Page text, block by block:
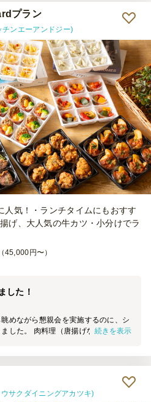
プラン
ンエーアンドジー)
人気！・ランチタイムにもおすす
げ、大人気の牛カツ・小分けでラ
45,000円〜）
した！
めながら懇親会を実施するのに、シ
した。 肉料理（唐揚げなど）が中
食小分けスタンダードプラン、
懇親会で、他にもお寿司屋ピザも頼
ては30名のオーダーだったのですが、
まいました。他のメニューの量とも
続きを表示
サクダイニングアカツキ)